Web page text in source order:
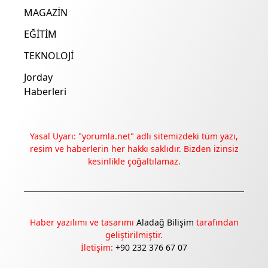
Deneyimini iyileştirmek ve içeriğimizi geliştirmek için çerezler
yalnızca onayınla.
MAGAZİN
EĞİTİM
TEKNOLOJİ
Jorday
Haberleri
Yasal Uyarı: "yorumla.net" adlı sitemizdeki tüm yazı,
resim ve haberlerin her hakkı saklıdır. Bizden izinsiz
kesinlikle çoğaltılamaz.
Haber yazılımı ve tasarımı Aladağ Bilişim tarafından
geliştirilmiştir.
İletişim: +90 232 376 67 07